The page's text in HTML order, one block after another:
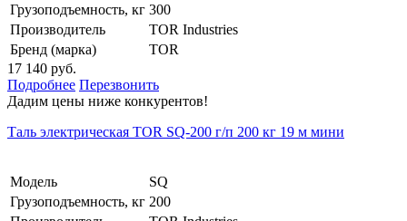
Грузоподъемность, кг 300
Производитель
TOR Industries
Бренд (марка)
TOR
17 140 руб.
Подробнее Перезвонить
Дадим цены ниже конкурентов!
Таль электрическая TOR SQ-200 г/п 200 кг 19 м мини
Модель
SQ
Грузоподъемность, кг 200